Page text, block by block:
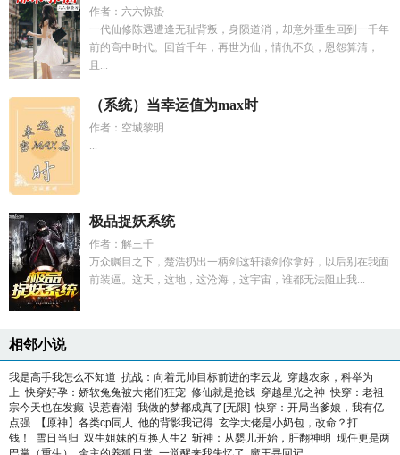
作者：六六惊蛰
一代仙修陈遇遭逢无耻背叛，身陨道消，却意外重生回到一千年
前的高中时代。回首千年，再世为仙，情仇不负，恩怨算清，
且...
（系统）当幸运值为max时
作者：空城黎明
...
极品捉妖系统
作者：解三千
万众瞩目之下，楚浩扔出一柄剑这轩辕剑你拿好，以后别在我面
前装逼。这天，这地，这沧海，这宇宙，谁都无法阻止我...
相邻小说
我是高手我怎么不知道 抗战：向着元帅目标前进的李云龙 穿越农家，科举为
上 快穿好孕：娇软兔兔被大佬们狂宠 修仙就是抢钱 穿越星光之神 快穿：老祖
宗今天也在发癫 误惹春潮 我做的梦都成真了[无限] 快穿：开局当爹娘，我有亿
点强
【原神】各类cp同人 他的背影我记得 玄学大佬是小奶包，改命？打
钱！
雪日当归 双生姐妹的互换人生2 斩神：从婴儿开始，肝翻神明 现任更是两